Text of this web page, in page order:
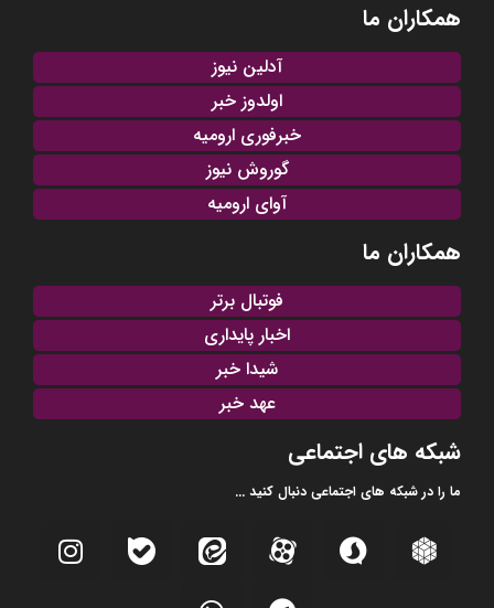
همکاران ما
آدلین نیوز
اولدوز خبر
خبرفوری ارومیه
گوروش نیوز
آوای ارومیه
همکاران ما
فوتبال برتر
اخبار پایداری
شیدا خبر
عهد خبر
شبکه های اجتماعی
ما را در شبکه های اجتماعی دنبال کنید ...